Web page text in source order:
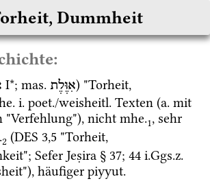
Dummheit
‎ I*; mas. אִוֶּלֶת) "Torheit,
i. poet./weisheitl. Texten (a.
"Verfehlung"), nicht mhe.1, sehr
2 (DES 3,5 "Torheit,
Sefer Jeṣira § 37; 44 i.Ggs.z.
häufiger piyyut.